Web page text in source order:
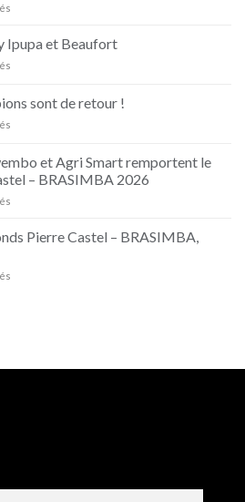
campagne
D’jino
Ipupa et Beaufort
Ipupasont de retour !
Les
champions
retour
et Agri Smart remportent le
– BRASIMBA 2026
Herman
Mwembo
Castel
Pierre Castel – BRASIMBA,
Castel